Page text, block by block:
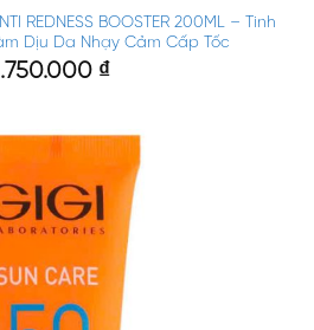
REDNESS BOOSTER 200ML – Tinh
Dịu Da Nhạy Cảm Cấp Tốc
₫